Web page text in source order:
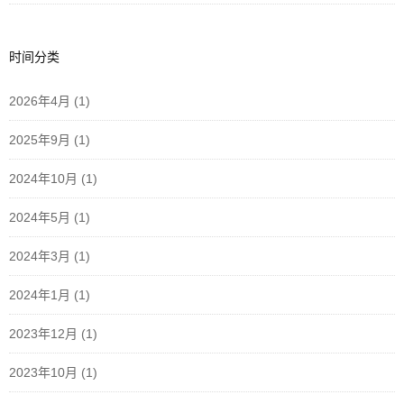
时间分类
2026年4月 (1)
2025年9月 (1)
2024年10月 (1)
2024年5月 (1)
2024年3月 (1)
2024年1月 (1)
2023年12月 (1)
2023年10月 (1)